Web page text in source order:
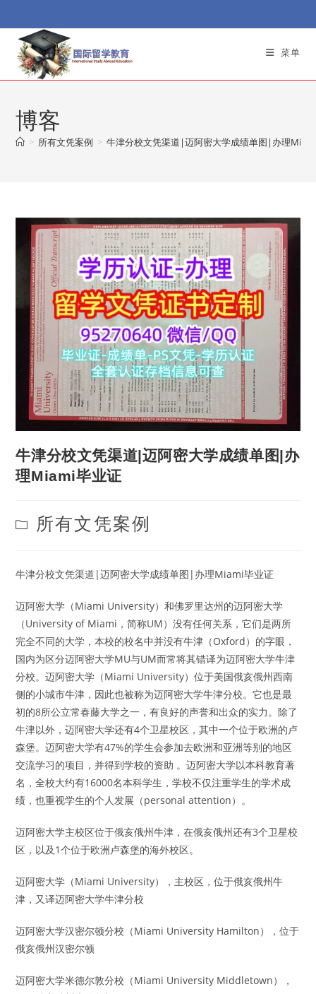
to
content
菜单
博客
> 所有文凭案例 > 牛津分校文凭渠道|迈阿密大学成绩单图|办理
牛津分校文凭渠道|迈阿密大学成绩单图|办
理Miami毕业证
Post
category:
所有文凭案例
牛津分校文凭渠道|迈阿密大学成绩单图|办理Miami毕业证
迈阿密大学（Miami University）和佛罗里达州的迈阿密大学
（University of Miami，简称UM）没有任何关系，它们是两所
完全不同的大学，本校的校名中并没有牛津（Oxford）的字眼，
国内为区分迈阿密大学MU与UM而常将其错译为迈阿密大学牛津
分校。迈阿密大学（Miami University）位于美国俄亥俄州西南
侧的小城市牛津，因此也被称为迈阿密大学牛津分校。它也是最
初的8所公立常春藤大学之一，有良好的声誉和出众的实力。除了
牛津以外，迈阿密大学还有4个卫星校区，其中一个位于欧洲的卢
森堡。迈阿密大学有47%的学生会参加去欧洲和亚洲等别的地区
交流学习的项目，并得到学校的资助 。迈阿密大学以本科教育著
名，全校大约有16000名本科学生，学校不仅注重学生的学术成
绩，也重视学生的个人发展（personal attention）。
迈阿密大学主校区位于俄亥俄州牛津，在俄亥俄州还有3个卫星校
区，以及1个位于欧洲卢森堡的海外校区。
迈阿密大学（Miami University），主校区，位于俄亥俄州牛
津，又译迈阿密大学牛津分校
迈阿密大学汉密尔顿分校（Miami University Hamilton），位于
俄亥俄州汉密尔顿
迈阿密大学米德尔敦分校（Miami University Middletown），